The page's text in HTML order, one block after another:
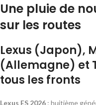
Une pluie de
sur les routes
Lexus (Japon),
(Allemagne) et
tous les fronts
Lexus ES 2026 : huitième